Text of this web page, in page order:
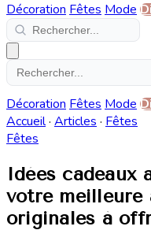
Décoration Fêtes Mode
Décoration Fêtes Mode
Accueil· Articles · Fêtes
Fêtes
Idées cadeaux
votre meilleure
originales à